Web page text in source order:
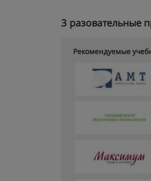
3 разовательные
Рекомендуемые